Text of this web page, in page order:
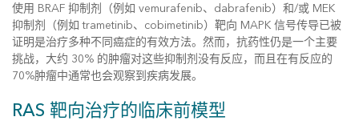
使用 BRAF 抑制剂（例如 vemurafenib、dabrafenib）和/或 MEK
抑制剂（例如 trametinib、cobimetinib）靶向 MAPK 信号传导已被
证明是治疗多种不同癌症的有效方法。然而，抗药性仍是一个主要
挑战，大约 30% 的肿瘤对这些抑制剂没有反应，而且在有反应的
70%肿瘤中通常也会观察到疾病发展。
RAS 靶向治疗的临床前模型